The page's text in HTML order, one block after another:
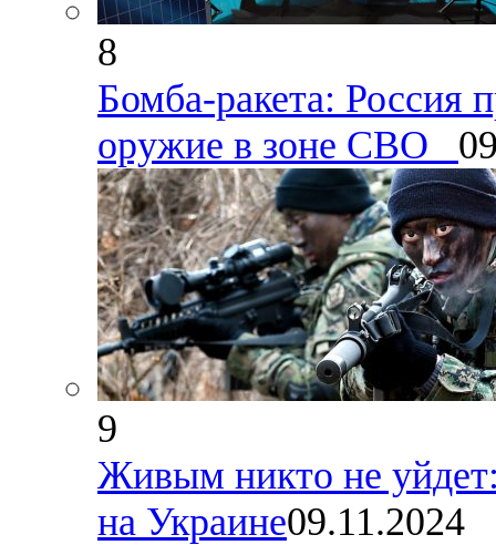
8
Бомба-ракета: Россия
оружие в зоне СВО
9
Живым никто не
на Украине09.11.2024